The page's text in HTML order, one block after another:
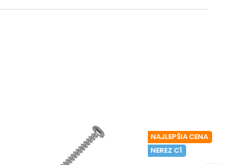
NAJLEPŠIA CENA
NEREZ C1